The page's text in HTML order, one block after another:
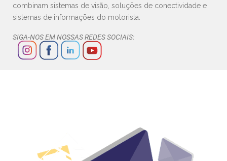
combinam sistemas de visão, soluções de conectividade e
sistemas de informações do motorista.
SIGA-NOS EM NOSSAS REDES SOCIAIS: